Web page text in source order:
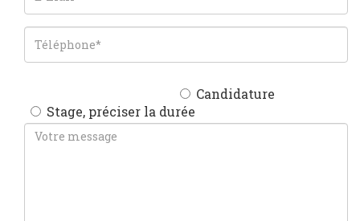
Candidature
Stage, préciser la durée